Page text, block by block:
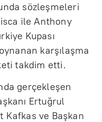
sözleşmeleri
ile Anthony
Kupası
karşılaşma
takdim etti.
gerçekleşen
Ertuğrul
Kafkas ve Başkan